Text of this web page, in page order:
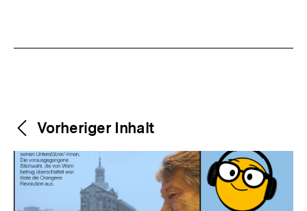
Weitere
Inhalte
Content-
Navigation
Vorheriger Inhalt